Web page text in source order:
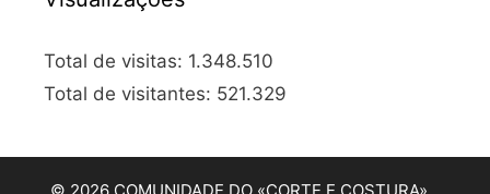
Total de visitas: 1.348.510
Total de visitantes: 521.329